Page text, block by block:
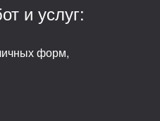
и услуг:
форм,